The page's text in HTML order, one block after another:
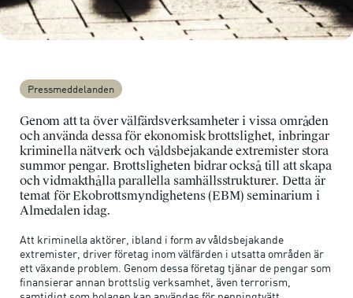
Pressmeddelanden
Genom att ta över välfärdsverksamheter i vissa områden
och använda dessa för ekonomisk brottslighet, inbringar
kriminella nätverk och våldsbejakande extremister stora
summor pengar. Brottsligheten bidrar också till att skapa
och vidmakthålla parallella samhällsstrukturer. Detta är
temat för Ekobrottsmyndighetens (EBM) seminarium i
Almedalen idag.
Att kriminella aktörer, ibland i form av våldsbejakande
extremister, driver företag inom välfärden i utsatta områden är
ett växande problem. Genom dessa företag tjänar de pengar som
finansierar annan brottslig verksamhet, även terrorism,